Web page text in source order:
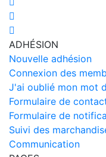
ADHÉSION
Nouvelle adhésion
Connexion des
J'ai oublié mon mot
Formulaire de
Formulaire de
Suivi des
Communication